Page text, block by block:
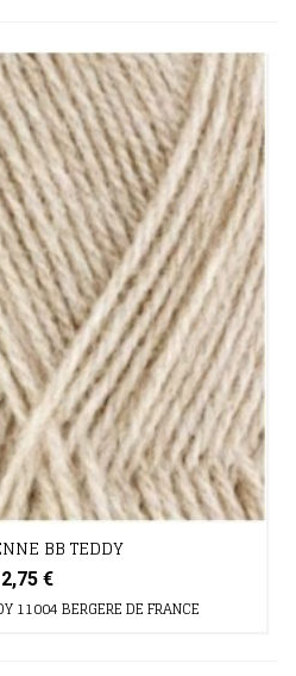
BB TEDDY
2,75 €
11004 BERGERE DE FRANCE